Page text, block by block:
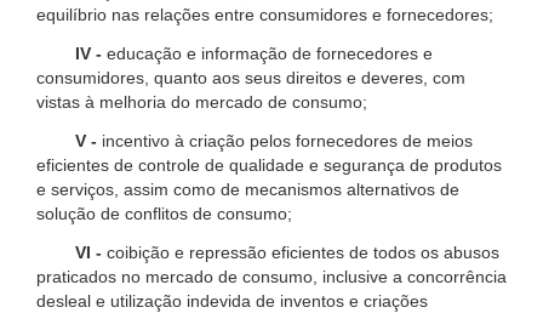
equilíbrio nas relações entre consumidores e fornecedores;
IV - educação e informação de fornecedores e
consumidores, quanto aos seus direitos e deveres, com
vistas à melhoria do mercado de consumo;
V - incentivo à criação pelos fornecedores de meios
eficientes de controle de qualidade e segurança de produtos
e serviços, assim como de mecanismos alternativos de
solução de conflitos de consumo;
VI - coibição e repressão eficientes de todos os abusos
praticados no mercado de consumo, inclusive a concorrência
desleal e utilização indevida de inventos e criações